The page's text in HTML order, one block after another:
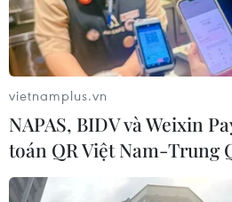
Xem thêm
CƠ QUAN CHỦ QUẢN: THÔNG TẤN XÃ VIỆT
vietnamplus.vn
NAPAS, BIDV và Weixin
toán QR Việt Nam-Trung